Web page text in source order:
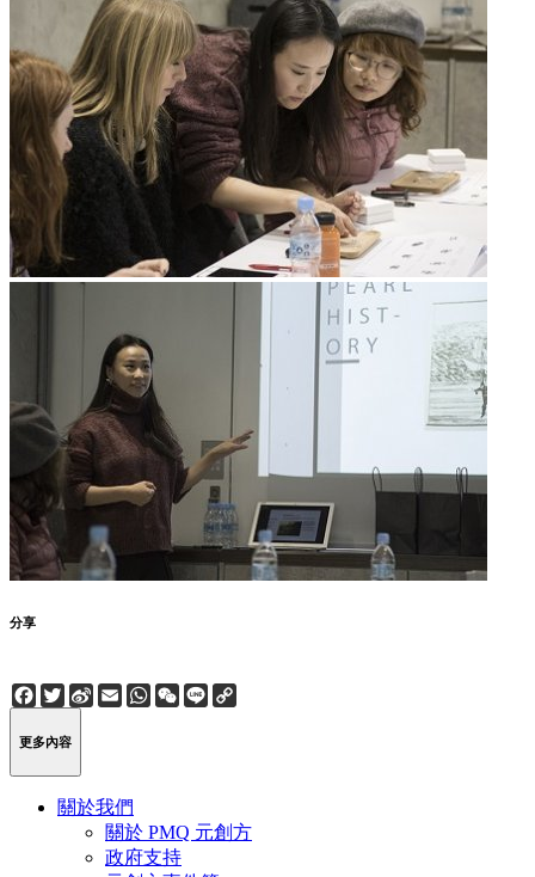
分享
Facebook
Twitter
Sina
Weibo
EmailWhatsApp
WeChat
Line
更多內容
關於我們
關於 PMQ 元創方
政府支持